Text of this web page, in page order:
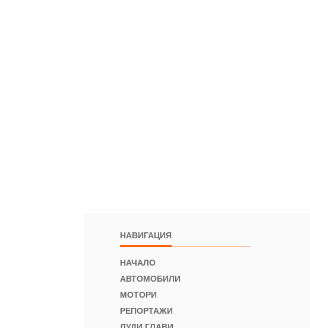
НАВИГАЦИЯ
НАЧАЛО
АВТОМОБИЛИ
МОТОРИ
РЕПОРТАЖИ